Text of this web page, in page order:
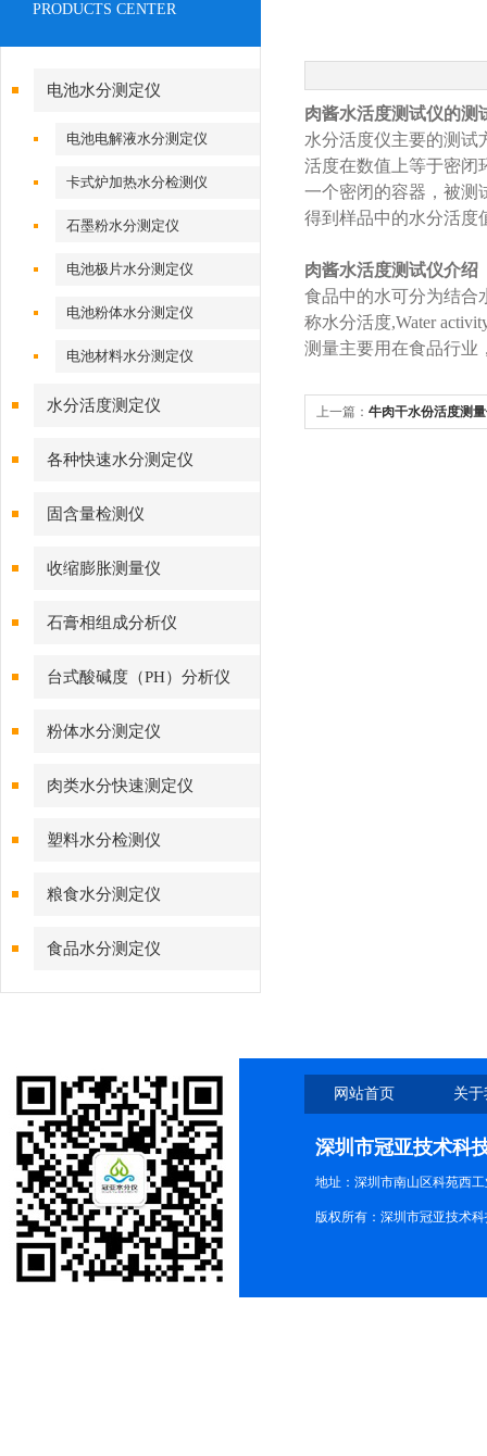
PRODUCTS CENTER
电池水分测定仪
电池电解液水分测定仪
卡式炉加热水分检测仪
石墨粉水分测定仪
电池极片水分测定仪
电池粉体水分测定仪
电池材料水分测定仪
水分活度测定仪
各种快速水分测定仪
固含量检测仪
收缩膨胀测量仪
石膏相组成分析仪
台式酸碱度（PH）分析仪
粉体水分测定仪
肉类水分快速测定仪
塑料水分检测仪
粮食水分测定仪
食品水分测定仪
肉酱水活度测试仪的测
水分活度仪主要的测试
活度在数值上等于密闭
一个密闭的容器，被测
得到样品中的水分活度
肉酱水活度测试仪介绍
食品中的水可分为结合
称水分活度,Water
测量主要用在食品行业
上一篇： 牛肉干水份活度测
网站首页 关
深圳市冠亚技术科
地址：深圳市南山区科苑西
版权所有：深圳市冠亚技术